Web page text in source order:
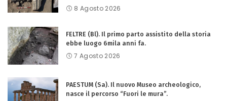
8 Agosto 2026
FELTRE (Bl). Il primo parto assistito della storia
ebbe luogo 6mila anni fa.
7 Agosto 2026
PAESTUM (Sa). Il nuovo Museo archeologico,
nasce il percorso “Fuori le mura”.